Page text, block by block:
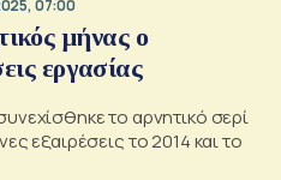
07:00
μήνας ο
εργασίας
το αρνητικό σερί
εξαιρέσεις το 2014 και το